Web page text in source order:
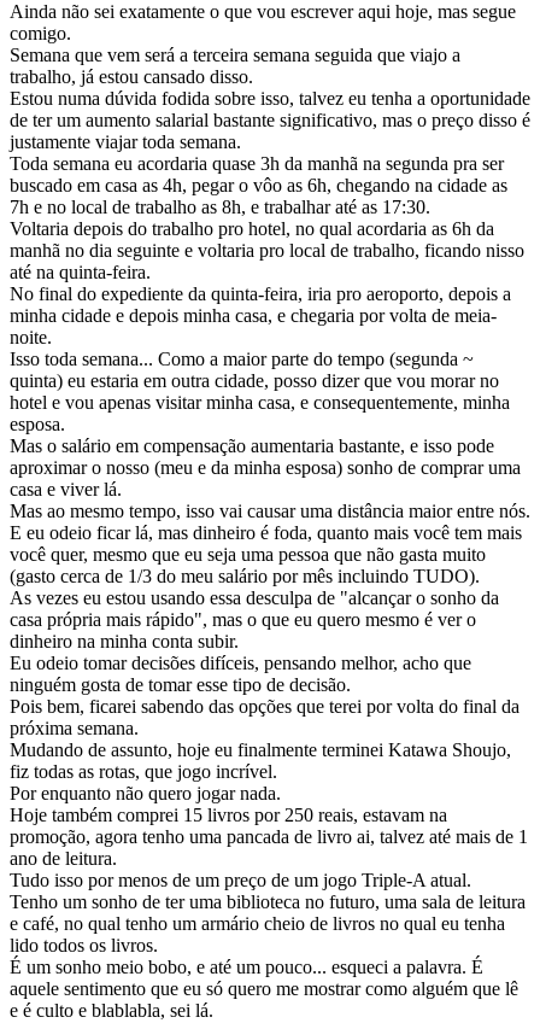
Ainda não sei exatamente o que vou escrever aqui hoje, mas segue
comigo.
Semana que vem será a terceira semana seguida que viajo a
trabalho, já estou cansado disso.
Estou numa dúvida fodida sobre isso, talvez eu tenha a oportunidade
de ter um aumento salarial bastante significativo, mas o preço disso é
justamente viajar toda semana.
Toda semana eu acordaria quase 3h da manhã na segunda pra ser
buscado em casa as 4h, pegar o vôo as 6h, chegando na cidade as
7h e no local de trabalho as 8h, e trabalhar até as 17:30.
Voltaria depois do trabalho pro hotel, no qual acordaria as 6h da
manhã no dia seguinte e voltaria pro local de trabalho, ficando nisso
até na quinta-feira.
No final do expediente da quinta-feira, iria pro aeroporto, depois a
minha cidade e depois minha casa, e chegaria por volta de meia-
noite.
Isso toda semana... Como a maior parte do tempo (segunda ~
quinta) eu estaria em outra cidade, posso dizer que vou morar no
hotel e vou apenas visitar minha casa, e consequentemente, minha
esposa.
Mas o salário em compensação aumentaria bastante, e isso pode
aproximar o nosso (meu e da minha esposa) sonho de comprar uma
casa e viver lá.
Mas ao mesmo tempo, isso vai causar uma distância maior entre nós.
E eu odeio ficar lá, mas dinheiro é foda, quanto mais você tem mais
você quer, mesmo que eu seja uma pessoa que não gasta muito
(gasto cerca de 1/3 do meu salário por mês incluindo TUDO).
As vezes eu estou usando essa desculpa de "alcançar o sonho da
casa própria mais rápido", mas o que eu quero mesmo é ver o
dinheiro na minha conta subir.
Eu odeio tomar decisões difíceis, pensando melhor, acho que
ninguém gosta de tomar esse tipo de decisão.
Pois bem, ficarei sabendo das opções que terei por volta do final da
próxima semana.
Mudando de assunto, hoje eu finalmente terminei Katawa Shoujo,
fiz todas as rotas, que jogo incrível.
Por enquanto não quero jogar nada.
Hoje também comprei 15 livros por 250 reais, estavam na
promoção, agora tenho uma pancada de livro ai, talvez até mais de 1
ano de leitura.
Tudo isso por menos de um preço de um jogo Triple-A atual.
Tenho um sonho de ter uma biblioteca no futuro, uma sala de leitura
e café, no qual tenho um armário cheio de livros no qual eu tenha
lido todos os livros.
É um sonho meio bobo, e até um pouco... esqueci a palavra. É
aquele sentimento que eu só quero me mostrar como alguém que lê
e é culto e blablabla, sei lá.